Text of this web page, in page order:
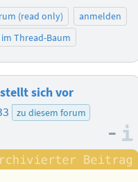
(read only)
anmelden
Thread-Baum
stellt sich vor
zu diesem forum
–